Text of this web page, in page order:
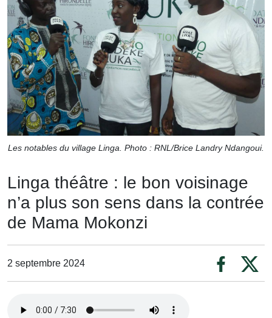
Les notables du village Linga. Photo : RNL/Brice Landry Ndangoui.
Linga théâtre : le bon voisinage
n’a plus son sens dans la contrée
de Mama Mokonzi
2 septembre 2024